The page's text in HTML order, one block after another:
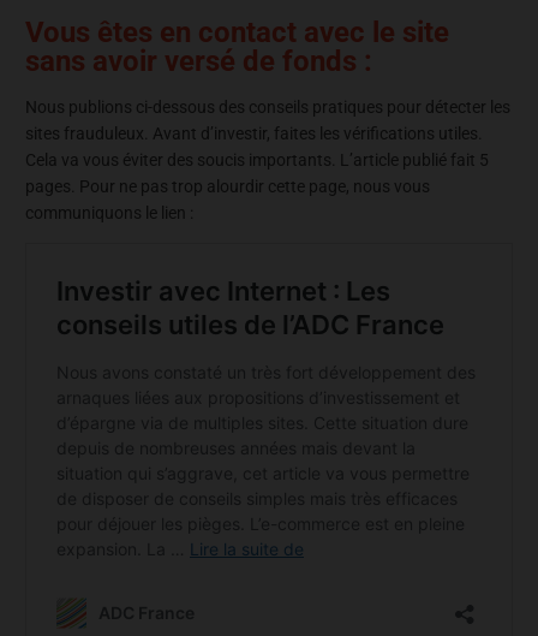
Vous êtes en contact avec le site
sans avoir versé de fonds :
Nous publions ci-dessous des conseils pratiques pour détecter les
sites frauduleux. Avant d’investir, faites les vérifications utiles.
Cela va vous éviter des soucis importants. L’article publié fait 5
pages. Pour ne pas trop alourdir cette page, nous vous
communiquons le lien :